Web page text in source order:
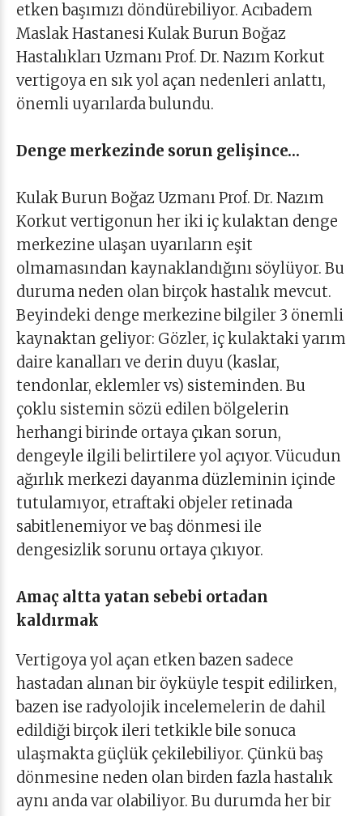
etken başımızı döndürebiliyor. Acıbadem
Maslak Hastanesi Kulak Burun Boğaz
Hastalıkları Uzmanı Prof. Dr. Nazım Korkut
vertigoya en sık yol açan nedenleri anlattı,
önemli uyarılarda bulundu.
Denge merkezinde sorun gelişince…
Kulak Burun Boğaz Uzmanı Prof. Dr. Nazım
Korkut vertigonun her iki iç kulaktan denge
merkezine ulaşan uyarıların eşit
olmamasından kaynaklandığını söylüyor. Bu
duruma neden olan birçok hastalık mevcut.
Beyindeki denge merkezine bilgiler 3 önemli
kaynaktan geliyor: Gözler, iç kulaktaki yarım
daire kanalları ve derin duyu (kaslar,
tendonlar, eklemler vs) sisteminden. Bu
çoklu sistemin sözü edilen bölgelerin
herhangi birinde ortaya çıkan sorun,
dengeyle ilgili belirtilere yol açıyor. Vücudun
ağırlık merkezi dayanma düzleminin içinde
tutulamıyor, etraftaki objeler retinada
sabitlenemiyor ve baş dönmesi ile
dengesizlik sorunu ortaya çıkıyor.
Amaç altta yatan sebebi ortadan
kaldırmak
Vertigoya yol açan etken bazen sadece
hastadan alınan bir öyküyle tespit edilirken,
bazen ise radyolojik incelemelerin de dahil
edildiği birçok ileri tetkikle bile sonuca
ulaşmakta güçlük çekilebiliyor. Çünkü baş
dönmesine neden olan birden fazla hastalık
aynı anda var olabiliyor. Bu durumda her bir